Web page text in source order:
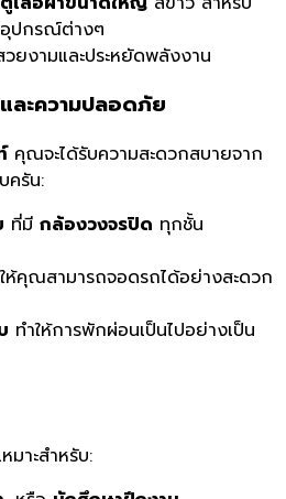
อุปกรณ์ต่างๆ
วยงามและประหยัดพลังงาน
ละความปลอดภัย
คุณจะได้รับความสะดวกสบายจาก
ครัน:
ที่มี กล้องวงจรปิด ทุกชั้น
ให้คุณสามารถจอดรถได้อย่างสะดวก
ทำให้การพักผ่อนเป็นไปอย่างเป็น
มาะสำหรับ: